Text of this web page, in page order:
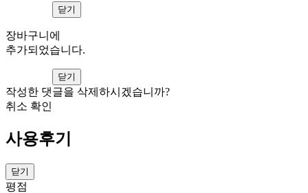
닫기
장바구니에
추가되었습니다.
닫기
작성한 댓글을 삭제하시겠습니까?
취소 확인
사용후기
닫기
평점